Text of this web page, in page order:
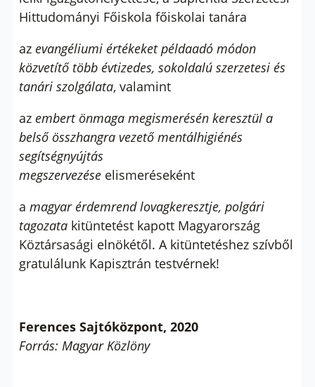
Hittudományi Főiskola főiskolai tanára
az evangéliumi értékeket példaadó módon
közvetítő több évtizedes, sokoldalú szerzetesi és
tanári szolgálata, valamint
az embert önmaga megismerésén keresztül a
belső összhangra vezető mentálhigiénés
segítségnyújtás
megszervezéseelismeréseként
a magyar érdemrend lovagkeresztje, polgári
tagozatakitüntetést kapott Magyarország
Köztársasági elnökétől. A kitüntetéshez szívből
gratulálunk Kapisztrán testvérnek!
Ferences Sajtóközpont, 2020
Forrás: Magyar Közlöny